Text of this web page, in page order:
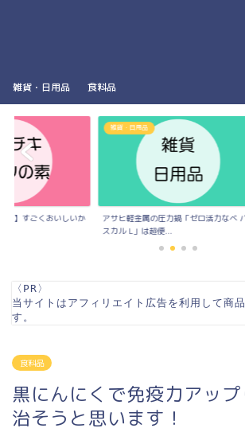
雑貨・日用品 食料品
素】すごくおいしいか
雑貨・日用品
アサヒ軽金属の圧力鍋「ゼロ活力なべ
スカル L」は超便...
〈PR〉
当サイトはアフィリエイト広告を利用して商
す。
食料品
黒にんにくで免疫力アッ
治そうと思います！